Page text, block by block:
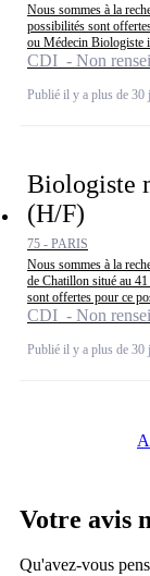
Nous sommes à la
possibilités sont
ou Médecin Biologiste
CDI - Non
Publié il y a plus de 30
Biologiste
(H/F)
75 - PARIS
Nous sommes à la
de Chatillon situé au
sont offertes pour ce
CDI - Non
Publié il y a plus de 30
Votre avis
Qu'avez-vous